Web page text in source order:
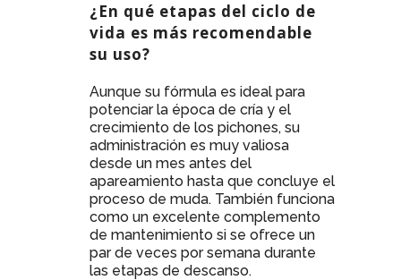
¿En qué etapas del ciclo de
vida es más recomendable
su uso?
Aunque su fórmula es ideal para
potenciar la época de cría y el
crecimiento de los pichones, su
administración es muy valiosa
desde un mes antes del
apareamiento hasta que concluye el
proceso de muda. También funciona
como un excelente complemento
de mantenimiento si se ofrece un
par de veces por semana durante
las etapas de descanso.